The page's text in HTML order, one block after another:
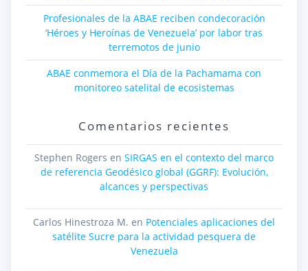
Profesionales de la ABAE reciben condecoración
‘Héroes y Heroínas de Venezuela’ por labor tras
terremotos de junio
ABAE conmemora el Día de la Pachamama con
monitoreo satelital de ecosistemas
Comentarios recientes
Stephen Rogers en SIRGAS en el contexto del marco
de referencia Geodésico global (GGRF): Evolución,
alcances y perspectivas
Carlos Hinestroza M. en Potenciales aplicaciones del
satélite Sucre para la actividad pesquera de
Venezuela